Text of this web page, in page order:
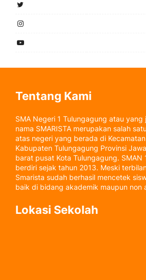
Tentang Kami
SMA Negeri 1 Tulungagung atau
nama SMARISTA merupakan salah
atas negeri yang berada di
Kabupaten Tulungagung Provinsi
barat pusat Kota Tulungagung. SMAN
berdiri sejak tahun 2013. Meski
Smarista sudah berhasil mencetek
baik di bidang akademik maupun non
Lokasi Sekolah